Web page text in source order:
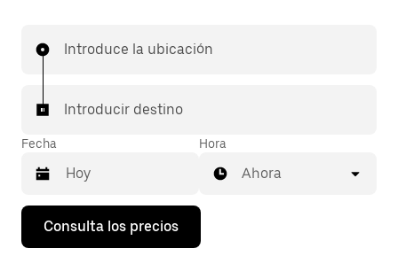
Introduce la ubicación
Introducir destino
Fecha
Pulsa
flecha
Hora
Ahora
Consulta los precios